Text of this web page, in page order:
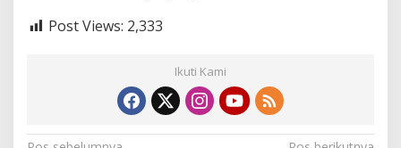
Post Views: 2,333
Ikuti Kami